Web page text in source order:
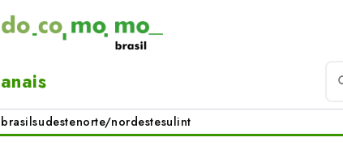
anais
brasilsudestenorte/nordestesulint